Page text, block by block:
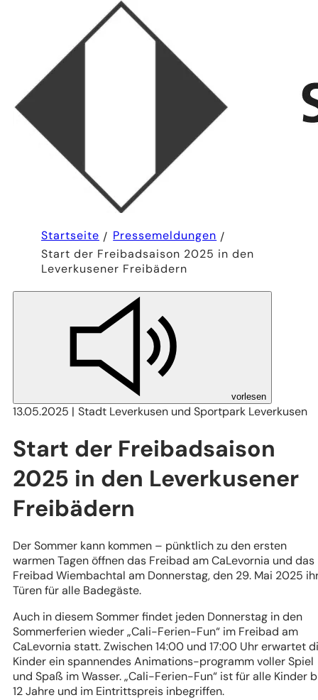
Startseite
Pressemeldungen
Start der Freibadsaison 2025 in den
Leverkusener Freibädern
vorlesen
13.05.2025 Stadt Leverkusen und Sportpark Leverkusen
Start der Freibadsaison
2025 in den Leverkusener
Freibädern
Der Sommer kann kommen – pünktlich zu den ersten
warmen Tagen öffnen das Freibad am CaLevornia und das
Freibad Wiembachtal am Donnerstag, den 29. Mai 2025
Türen für alle Badegäste.
Auch in diesem Sommer findet jeden Donnerstag in den
Sommerferienwieder „Cali-Ferien-Fun“ im Freibad am
CaLevornia statt. Zwischen 14:00 und 17:00 Uhr erwartet
Kinder ein spannendes Animations-programm voller Spiel
und Spaß im Wasser. „Cali-Ferien-Fun“ ist für alle Kinder
12 Jahre und im Eintrittspreis inbegriffen.